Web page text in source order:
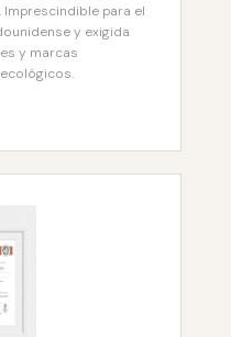
para el
y exigida
y marcas